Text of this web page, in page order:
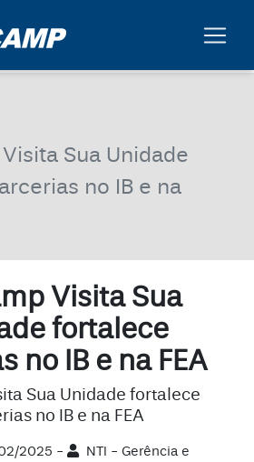
Sua Unidade
no IB e na
Visita Sua
fortalece
no IB e na FEA
Sua Unidade fortalece
no IB e na FEA
2025 -
NTI - Gerência e